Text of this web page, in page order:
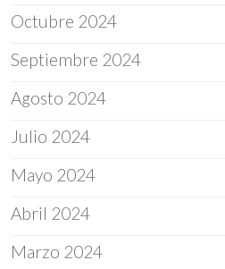
Octubre 2024
Septiembre 2024
Agosto 2024
Julio 2024
Mayo 2024
Abril 2024
Marzo 2024